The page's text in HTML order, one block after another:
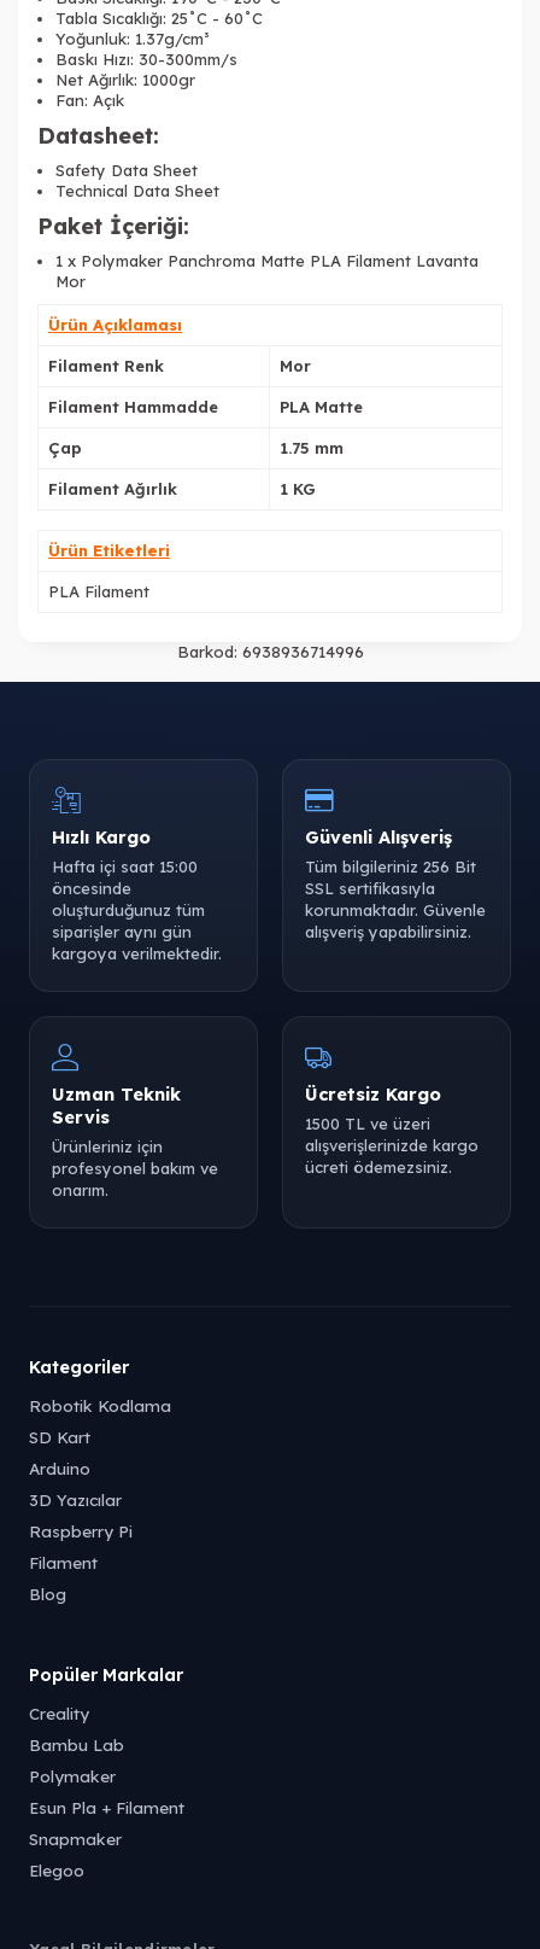
Tabla Sıcaklığı: 25˚C - 60˚C
Yoğunluk: 1.37g/cm³
Baskı Hızı: 30-300mm/s
Net Ağırlık: 1000gr
Fan: Açık
Datasheet:
Safety Data Sheet
Technical Data Sheet
Paket İçeriği:
1 x Polymaker Panchroma Matte PLA Filament Lavanta
Mor
Ürün Açıklaması
Filament Renk Mor
Filament Hammadde PLA Matte
Çap 1.75 mm
Filament Ağırlık 1 KG
Ürün Etiketleri
PLA Filament
Barkod: 6938936714996
Hızlı Kargo
Hafta içi saat 15:00
öncesinde
oluşturduğunuz tüm
siparişler aynı gün
kargoya verilmektedir.
Güvenli Alışveriş
Tüm bilgileriniz 256 Bit
SSL sertifikasıyla
korunmaktadır. Güvenle
alışveriş yapabilirsiniz.
Uzman Teknik
Servis
Ürünleriniz için
profesyonel bakım ve
onarım.
Ücretsiz Kargo
1500 TL ve üzeri
alışverişlerinizde kargo
ücreti ödemezsiniz.
Kategoriler
Robotik Kodlama
SD Kart
Arduino
3D Yazıcılar
Raspberry Pi
Filament
Blog
Popüler Markalar
Creality
Bambu Lab
Polymaker
Esun Pla + Filament
Snapmaker
Elegoo